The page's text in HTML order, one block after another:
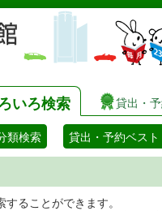
いろ検索 貸出・
類検索 貸出・予約ベスト
ることができます。